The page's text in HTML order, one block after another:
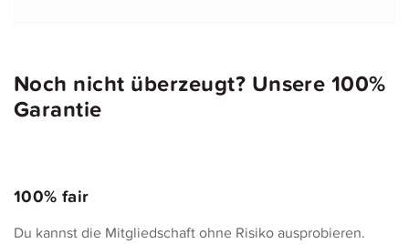
Noch nicht überzeugt? Unsere 100%
Garantie
100% fair
Du kannst die Mitgliedschaft ohne Risiko ausprobieren.